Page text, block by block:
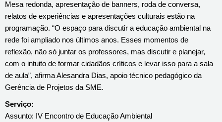
Mesa redonda, apresentação de banners, roda de conversa,
relatos de experiências e apresentações culturais estão na
programação. “O espaço para discutir a educação ambiental na
rede foi ampliado nos últimos anos. Esses momentos de
reflexão, não só juntar os professores, mas discutir e planejar,
com o intuito de formar cidadãos críticos e levar isso para a sala
de aula”, afirma Alesandra Dias, apoio técnico pedagógico da
Gerência de Projetos da SME.
Serviço:
Assunto: IV Encontro de Educação Ambiental